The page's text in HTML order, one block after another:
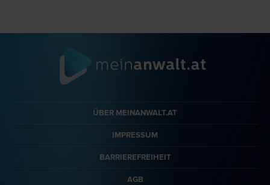
ÜBER MEINANWALT.AT
IMPRESSUM
BARRIEREFREIHEIT
AGB